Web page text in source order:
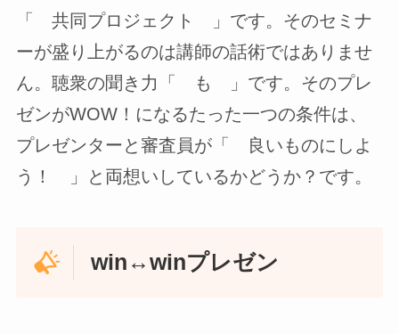
「 共同プロジェクト 」です。そのセミナ
ーが盛り上がるのは講師の話術ではありませ
ん。聴衆の聞き力「 も 」です。そのプレ
ゼンがWOW！になるたった一つの条件は、
プレゼンターと審査員が「 良いものにしよ
う！ 」と両想いしているかどうか？です。
win↔winプレゼン